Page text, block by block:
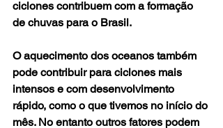
ciclones contribuem com a formação
de chuvas para o Brasil.
O aquecimento dos oceanos também
pode contribuir para ciclones mais
intensos e com desenvolvimento
rápido, como o que tivemos no início do
mês. No entanto outros fatores podem